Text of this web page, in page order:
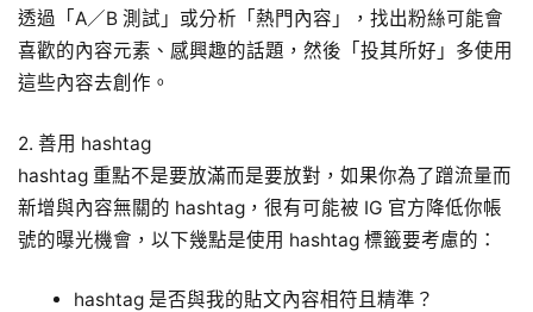
透過「A／B 測試」或分析「熱門內容」，找出粉絲可能會
喜歡的內容元素、感興趣的話題，然後「投其所好」多使用
這些內容去創作。
2. 善用 hashtag
hashtag 重點不是要放滿而是要放對，如果你為了蹭流量而
新增與內容無關的 hashtag，很有可能被 IG 官方降低你帳
號的曝光機會，以下幾點是使用 hashtag 標籤要考慮的：
hashtag 是否與我的貼文內容相符且精準？